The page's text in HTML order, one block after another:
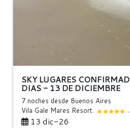
SKY LUGARES
DIAS - 13 DE DICIEMBRE
7 noches desde Buenos Aires
Vila Gale Mares Resort.
13 dic-26